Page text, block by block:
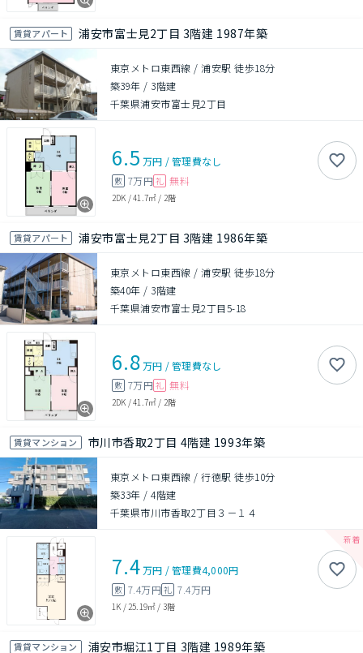
賃貸アパート 浦安市富士見2丁目 3階建 1987年築
東京メトロ東西線 / 浦安駅 徒歩18分
築39年 / 3階建
千葉県浦安市富士見2丁目
6.5 万円 /管理費なし
敷 7万円 礼 無料
2DK /41.7㎡ / 2階
賃貸アパート 浦安市富士見2丁目 3階建 1986年築
東京メトロ東西線 / 浦安駅 徒歩18分
築40年 / 3階建
千葉県浦安市富士見2丁目5-18
6.8万円 /管理費なし
敷 7万円 礼 無料
2DK /41.7㎡ / 2階
賃貸マンション 市川市香取2丁目 4階建 1993年築
東京メトロ東西線 / 行徳駅 徒歩10分
築33年 /4階建
千葉県市川市香取2丁目３－１４
7.4万円 /管理費4,000円
敷 7.4万円礼 7.4万円
1K / 25.19㎡ / 3階
賃貸マンション 浦安市堀江1丁目 3階建 1989年築